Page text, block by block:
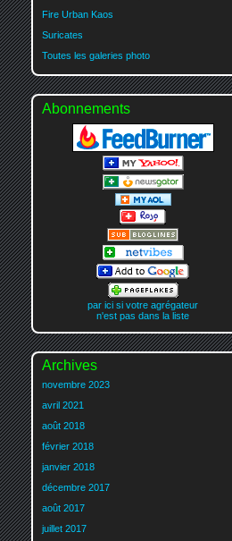
Fire Urban Kaos
Suricates
Toutes les galeries photo
Abonnements
par ici si votre agrégateur
n'est pas dans la liste
Archives
novembre 2023
avril 2021
août 2018
février 2018
janvier 2018
décembre 2017
août 2017
juillet 2017